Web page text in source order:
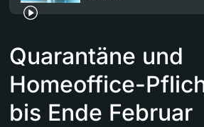
Quarantäne und
Homeoffice-
bis Ende Februar